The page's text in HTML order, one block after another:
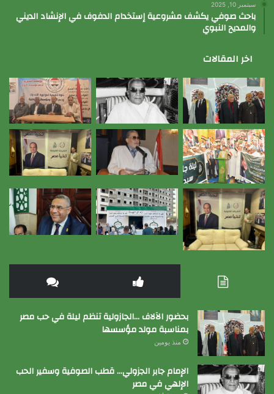
سبتمبر 10, 2025
باحث صوفي يكشف مشروعية إستخدام الدفوف في الإنشاد الديني
والمديح النبوي
اخر المقالات
بحضور الآلاف …الجازولية تنظم ليلة في حب مصر
بمناسبة مولد مؤسسها
منذ يومين
الإمام جابر الجزولي… قطب الصوفية وسفير الحب
الإلهي في مصر